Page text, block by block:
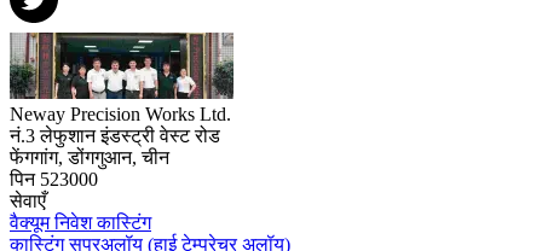
Neway Precision Works Ltd.
नं.3 लेफुशान इंडस्ट्री वेस्ट रोड
फेंगगांग, डोंगगुआन, चीन
पिन 523000
सेवाएँ
वैक्यूम निवेश कास्टिंग
कास्टिंग सुपरअलॉय (हाई टेम्परेचर अलॉय)